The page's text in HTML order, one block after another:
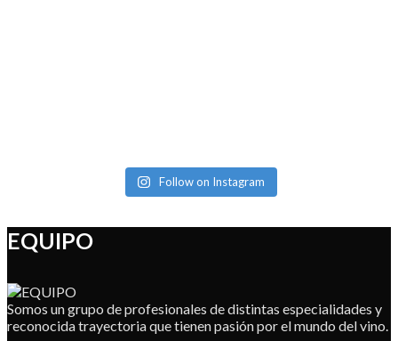
Follow on Instagram
EQUIPO
Somos un grupo de profesionales de distintas especialidades y
reconocida trayectoria que tienen pasión por el mundo del vino.